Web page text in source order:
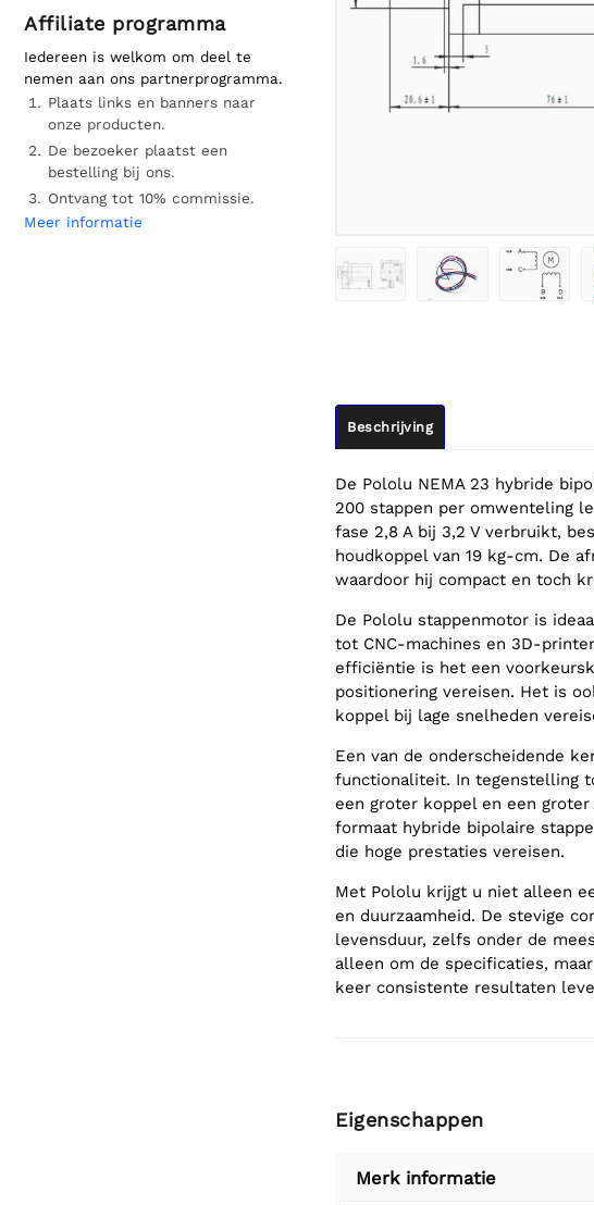
Affiliate programma
Iedereen is welkom om deel te
nemen aan ons partnerprogramma.
Plaats links en banners naar
onze producten.
De bezoeker plaatst een
bestelling bij ons.
Ontvang tot 10% commissie.
Meer informatie
Beschrijving
De Pololu NEMA 23 hybride
200 stappen per omwenteling
fase 2,8 A bij 3,2 V verbruikt,
houdkoppel van 19 kg-cm. De
waardoor hij compact en toch
De Pololu stappenmotor is
tot CNC-machines en 3D-
efficiëntie is het een
positionering vereisen. Het is
koppel bij lage snelheden
Een van de onderscheidende
functionaliteit. In tegenstelling
een groter koppel en een
formaat hybride bipolaire
die hoge prestaties vereisen.
Met Pololu krijgt u niet alleen
en duurzaamheid. De stevige
levensduur, zelfs onder de
alleen om de specificaties,
keer consistente resultaten
Eigenschappen
Merk informatie